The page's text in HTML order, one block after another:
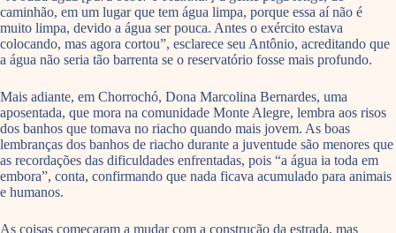
caminhão, em um lugar que tem água limpa, porque essa aí não é
muito limpa, devido a água ser pouca. Antes o exército estava
colocando, mas agora cortou”, esclarece seu Antônio, acreditando que
a água não seria tão barrenta se o reservatório fosse mais profundo.
Mais adiante, em Chorrochó, Dona Marcolina Bernardes, uma
aposentada, que mora na comunidade Monte Alegre, lembra aos risos
dos banhos que tomava no riacho quando mais jovem. As boas
lembranças dos banhos de riacho durante a juventude são menores que
as recordações das dificuldades enfrentadas, pois “a água ia toda em
embora”, conta, confirmando que nada ficava acumulado para animais
e humanos.
As coisas começaram a mudar com a construção da estrada, mas